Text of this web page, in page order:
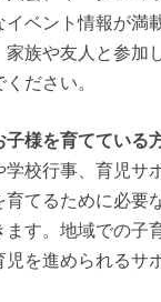
ベント情報が満
家族や友人と参加
ださい。
様を育てている
校行事、育児サ
育てるために必要
ます。地域での子
を進められるサ